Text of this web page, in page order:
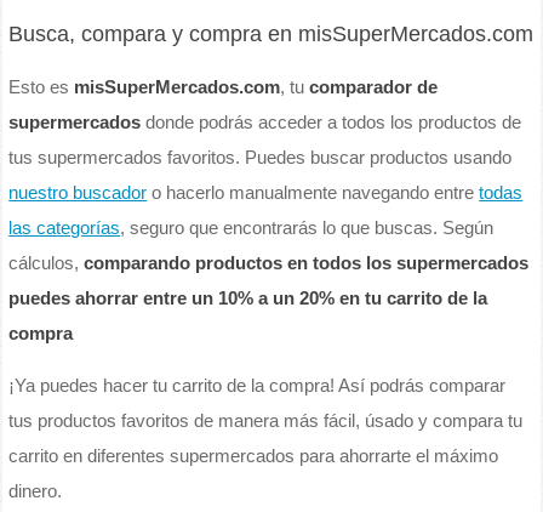
Busca, compara y compra en misSuperMercados.com
Esto es misSuperMercados.com, tucomparador de
supermercados donde podrás acceder a todos los productos de
tus supermercados favoritos. Puedes buscar productos usando
nuestro buscador o hacerlo manualmente navegando entretodas
las categorías, seguro que encontrarás lo que buscas. Según
cálculos,comparando productos en todos los supermercados
puedes ahorrar entre un 10% a un 20% en tu carrito de la
compra
¡Ya puedes hacer tu carrito de la compra! Así podrás comparar
tus productos favoritos de manera más fácil, úsado y compara tu
carrito en diferentes supermercados para ahorrarte el máximo
dinero.